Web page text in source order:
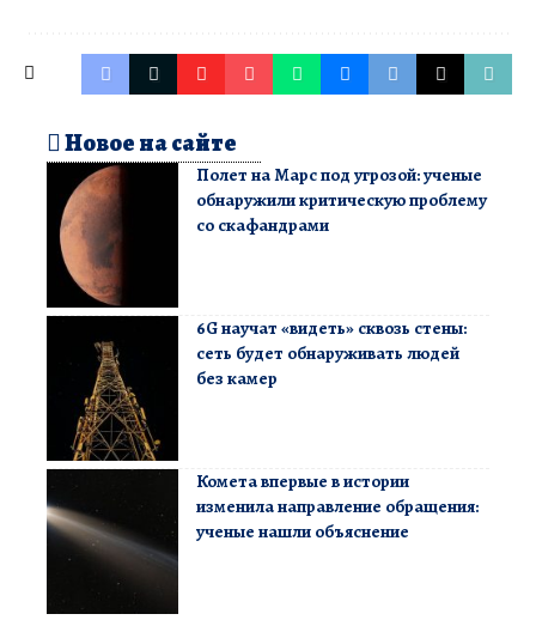
Новое на сайте
Полет на Марс под угрозой: ученые
обнаружили критическую проблему
со скафандрами
6G научат «видеть» сквозь стены:
сеть будет обнаруживать людей
без камер
Комета впервые в истории
изменила направление обращения:
ученые нашли объяснение